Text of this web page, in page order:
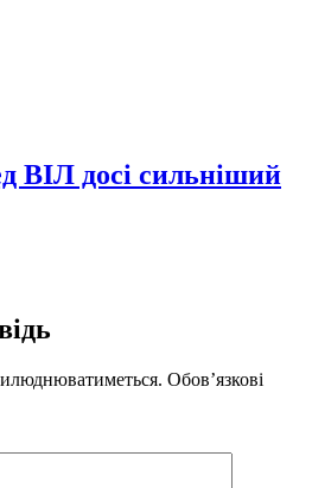
ВІЛ досі сильніший
Обов’язкові